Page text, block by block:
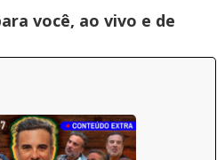
você, ao vivo e de